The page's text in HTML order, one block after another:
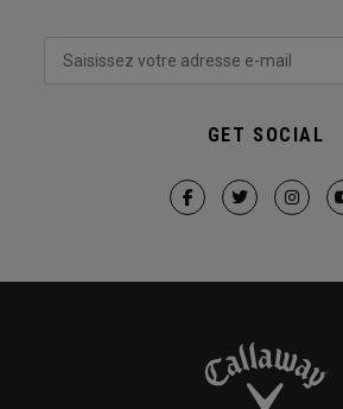
GET SOCIAL